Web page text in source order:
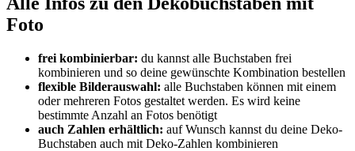
Foto
frei kombinierbar: du kannst alle Buchstaben frei
kombinieren und so deine gewünschte Kombination bestellen
flexible Bilderauswahl: alle Buchstaben können mit einem
oder mehreren Fotos gestaltet werden. Es wird keine
bestimmte Anzahl an Fotos benötigt
auch Zahlen erhältlich: auf Wunsch kannst du deine Deko-
Buchstaben auch mit Deko-Zahlen kombinieren